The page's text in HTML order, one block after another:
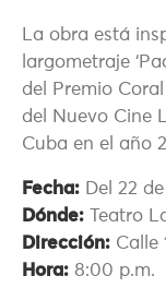
La obra está
largometraje
del Premio
del Nuevo Cine
Cuba en el año
Fecha: Del 22
Dónde: Teatro
Dirección: Calle
Hora: 8:00 p.m.